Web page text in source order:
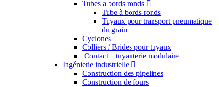
Tubes a bords ronds
Tube à bords ronds
Tuyaux pour transport pneumatique
du grain
Cyclones
Colliers / Brides pour tuyaux
Contact – tuyauterie modulaire
Ingénierie industrielle
Construction des pipelines
Construction de fours